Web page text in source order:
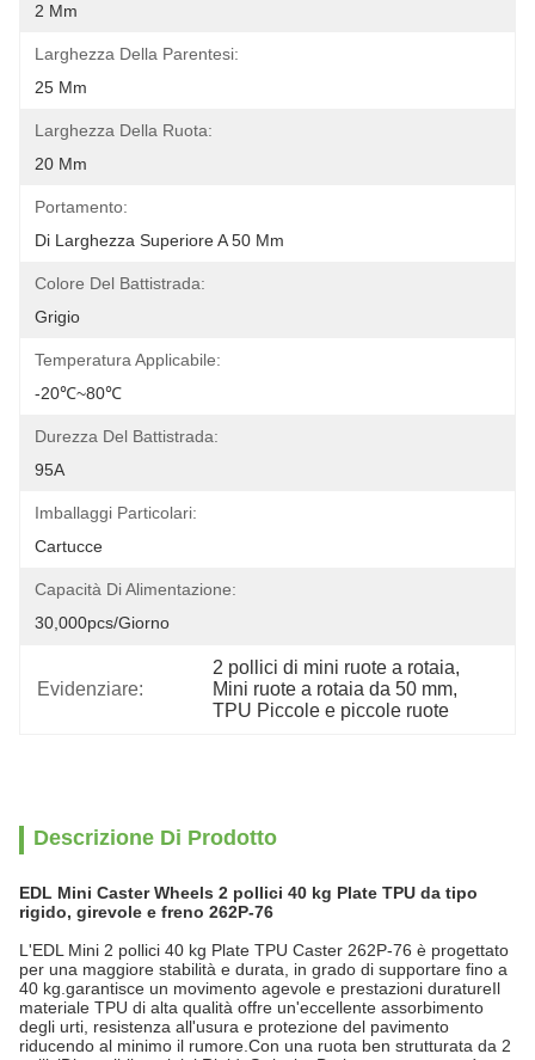
2 Mm
Larghezza Della Parentesi:
25 Mm
Larghezza Della Ruota:
20 Mm
Portamento:
Di Larghezza Superiore A 50 Mm
Colore Del Battistrada:
Grigio
Temperatura Applicabile:
-20℃~80℃
Durezza Del Battistrada:
95A
Imballaggi Particolari:
Cartucce
Capacità Di Alimentazione:
30,000pcs/giorno
Evidenziare:
2 pollici di mini ruote a rotaia,
Mini ruote a rotaia da 50 mm,
TPU Piccole e piccole ruote
Descrizione Di Prodotto
EDL Mini Caster Wheels 2 pollici 40 kg Plate TPU da tipo
rigido, girevole e freno 262P-76
L'EDL Mini 2 pollici 40 kg Plate TPU Caster 262P-76 è progettato
per una maggiore stabilità e durata, in grado di supportare fino a
40 kg.garantisce un movimento agevole e prestazioni duratureIl
materiale TPU di alta qualità offre un'eccellente assorbimento
degli urti, resistenza all'usura e protezione del pavimento
riducendo al minimo il rumore.Con una ruota ben strutturata da 2